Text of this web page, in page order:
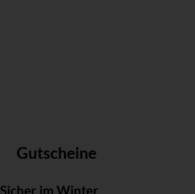
Gutscheine
Sicher im Winter